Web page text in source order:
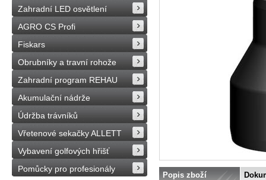
Zahradní LED osvětlení
AGRO CS Profi
Fiskars
Obrubníky a travní rohože
Zahradní program REHAU
Akumulační nádrže
Údržba trávníků
Vřetenové sekačky ALLETT
Vybavení golfových hřišť
Pomůcky pro profesionály
Popis zboží